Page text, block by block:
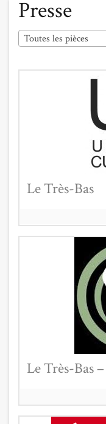
Presse
Toutes les pièces
Le Très-Bas
Le Très-Bas